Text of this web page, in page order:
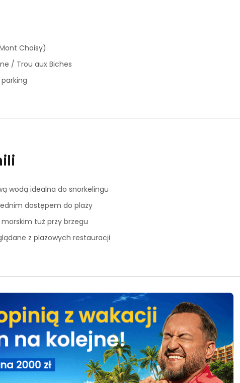
Choisy)
/ Trou aux Biches
wodą idealna do snorkelingu
dostępem do plaży
tuż przy brzegu
z plażowych restauracji